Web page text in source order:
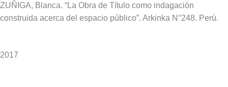
ZUÑIGA, Blanca. “La Obra de Título como indagación
construida acerca del espacio público”. Arkinka N°248. Perú.
2017